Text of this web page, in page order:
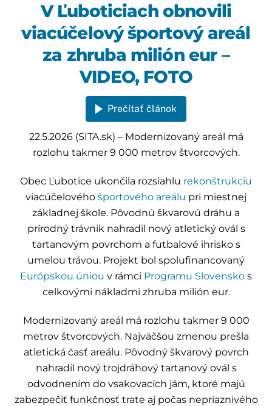
V Ľuboticiach obnovili
viacúčelový športový areál
za zhruba milión eur –
VIDEO, FOTO
Prečítať článok
22.5.2026 (SITA.sk) – Modernizovaný areál má
rozlohu takmer 9 000 metrov štvorcových.
Obec Ľubotice ukončila rozsiahlu rekonštrukciu
viacúčelového športového areálu pri miestnej
základnej škole. Pôvodnú škvarovú dráhu a
prírodný trávnik nahradil nový atletický ovál s
tartanovým povrchom a futbalové ihrisko s
umelou trávou. Projekt bol spolufinancovaný
Európskou úniou v rámci Programu Slovensko s
celkovými nákladmi zhruba milión eur.
Modernizovaný areál má rozlohu takmer 9 000
metrov štvorcových. Najväčšou zmenou prešla
atletická časť areálu. Pôvodný škvarový povrch
nahradil nový trojdráhový tartanový ovál s
odvodnením do vsakovacích jám, ktoré majú
zabezpečiť funkčnosť trate aj počas nepriaznivého